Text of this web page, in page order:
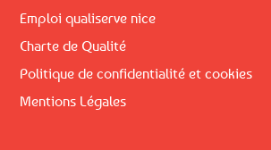
Emploi qualiserve nice
Charte de Qualité
Politique de confidentialité et cookies
Mentions Légales